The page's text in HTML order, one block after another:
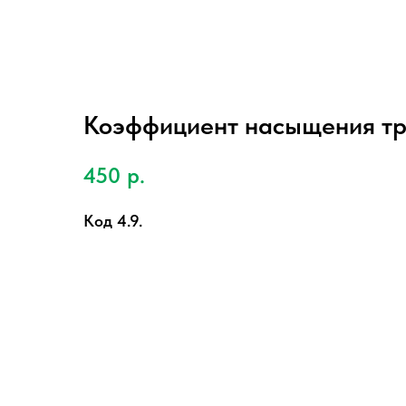
Коэффициент насыщения
450 р.
Код 4.9.